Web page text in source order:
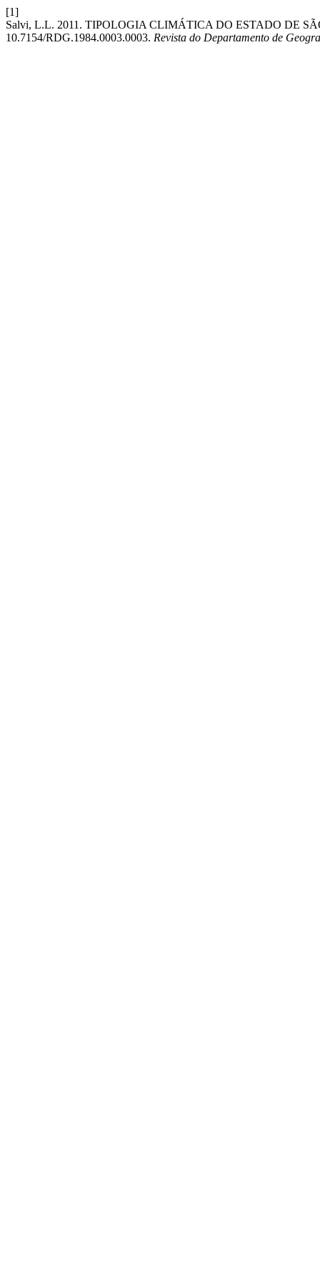
[1]
Salvi, L.L. 2011. TIPOLOGIA CLIMÁTICA DO ESTADO DE
10.7154/RDG.1984.0003.0003. Revista do Departamento de